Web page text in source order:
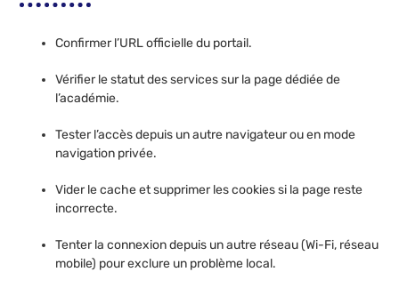
Confirmer l’URL officielle du portail.
Vérifier le statut des services sur la page dédiée de
l’académie.
Tester l’accès depuis un autre navigateur ou en mode
navigation privée.
Vider le cache et supprimer les cookies si la page reste
incorrecte.
Tenter la connexion depuis un autre réseau (Wi-Fi, réseau
mobile) pour exclure un problème local.